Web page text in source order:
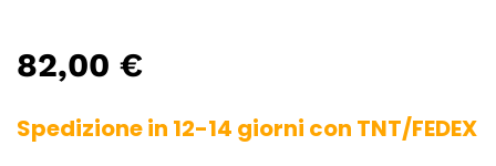
82,00 €
Spedizione in 12-14 giorni con TNT/FEDEX